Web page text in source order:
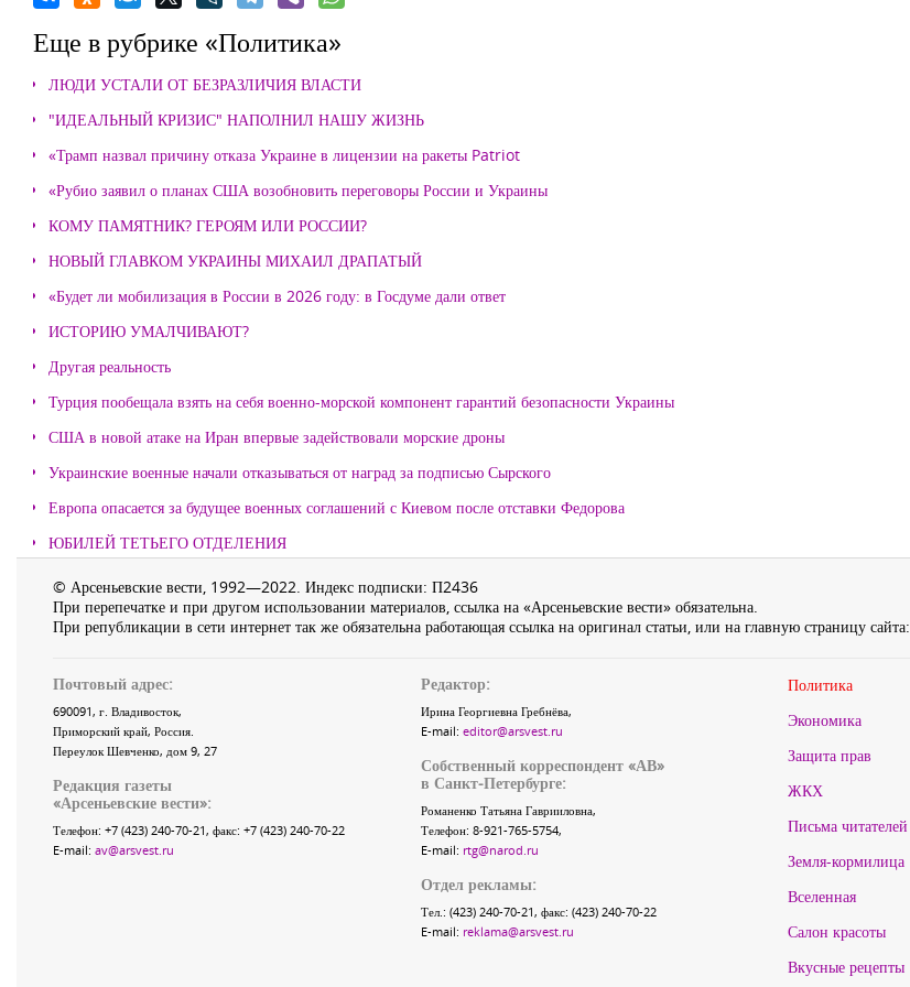
Еще в рубрике «Политика»
ЛЮДИ УСТАЛИ ОТ БЕЗРАЗЛИЧИЯ ВЛАСТИ
"ИДЕАЛЬНЫЙ КРИЗИС" НАПОЛНИЛ НАШУ ЖИЗНЬ
«Трамп назвал причину отказа Украине в лицензии на ракеты Patriot
«Рубио заявил о планах США возобновить переговоры России и Украины
КОМУ ПАМЯТНИК? ГЕРОЯМ ИЛИ РОССИИ?
НОВЫЙ ГЛАВКОМ УКРАИНЫ МИХАИЛ ДРАПАТЫЙ
«Будет ли мобилизация в России в 2026 году: в Госдуме дали ответ
ИСТОРИЮ УМАЛЧИВАЮТ?
Другая реальность
Турция пообещала взять на себя военно-морской компонент гарантий безопасности Украины
США в новой атаке на Иран впервые задействовали морские дроны
Украинские военные начали отказываться от наград за подписью Сырского
Европа опасается за будущее военных соглашений с Киевом после отставки Федорова
ЮБИЛЕЙ ТЕТЬЕГО ОТДЕЛЕНИЯ
© Арсеньевские вести, 1992—2022. Индекс подписки: П2436
При перепечатке и при другом использовании материалов, ссылка на «Арсеньевские вести» обязательна.
При републикации в сети интернет так же обязательна работающая ссылка на оригинал статьи, или на главную страницу сайта:
Почтовый адрес:
690091, г. Владивосток,
Приморский край, Россия.
Переулок Шевченко, дом 9, 27
Редакция газеты
«Арсеньевские вести»:
Телефон: +7 (423) 240-70-21, факс: +7 (423) 240-70-22
E-mail: av@arsvest.ru
Редактор:
Ирина Георгиевна Гребнёва,
E-mail: editor@arsvest.ru
Собственный корреспондент «АВ»
в Санкт-Петербурге:
Романенко Татьяна Гаврииловна,
Телефон: 8-921-765-5754,
E-mail: rtg@narod.ru
Отдел рекламы:
Тел.: (423) 240-70-21, факс: (423) 240-70-22
E-mail: reklama@arsvest.ru
Политика
Экономика
Защита прав
ЖКХ
Письма читателей
Земля-кормилица
Вселенная
Салон красоты
Вкусные рецепты